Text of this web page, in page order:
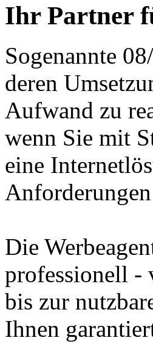
Ihr Partner
Sogenannte
deren
Aufwand zu
wenn Sie mit
eine
Die
professionell -
bis zur
Ihnen